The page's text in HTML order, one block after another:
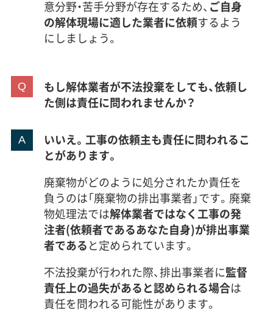
意分野・苦手分野が存在するため、 ご自身
の解体現場に適した業者に依頼するよう
にしましょう。
もし解体業者が不法投棄をしても、依頼し
た側は責任に問われませんか？
いいえ。工事の依頼主も責任に問われるこ
とがあります。
廃棄物がどのように処分されたか責任を
負うのは「廃棄物の排出事業者」です。廃棄
物処理法では解体業者ではなく工事の発
注者(依頼者であるあなた自身)が排出事業
者であると定められています。
不法投棄が行われた際、排出事業者に監督
責任上の過失があると認められる場合は
責任を問われる可能性があります。